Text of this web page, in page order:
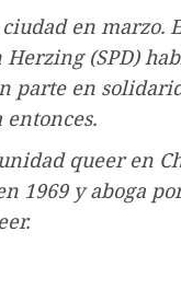
en marzo.
(SPD)
parte en
entonces.
queer en
1969 y aboga